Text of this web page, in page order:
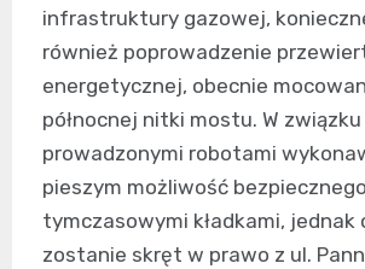
infrastruktury gazowej,
również poprowadzenie
energetycznej, obecnie
północnej nitki mostu. W związku
prowadzonymi robotami
pieszym możliwość
tymczasowymi kładkami, jednak
zostanie skręt w prawo z ul.